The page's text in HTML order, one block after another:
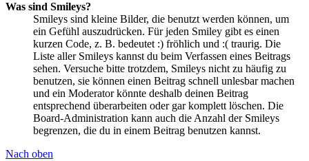
Was sind Smileys?
Smileys sind kleine Bilder, die benutzt werden können, um
ein Gefühl auszudrücken. Für jeden Smiley gibt es einen
kurzen Code, z. B. bedeutet :) fröhlich und :( traurig. Die
Liste aller Smileys kannst du beim Verfassen eines Beitrags
sehen. Versuche bitte trotzdem, Smileys nicht zu häufig zu
benutzen, sie können einen Beitrag schnell unlesbar machen
und ein Moderator könnte deshalb deinen Beitrag
entsprechend überarbeiten oder gar komplett löschen. Die
Board-Administration kann auch die Anzahl der Smileys
begrenzen, die du in einem Beitrag benutzen kannst.
Nach oben